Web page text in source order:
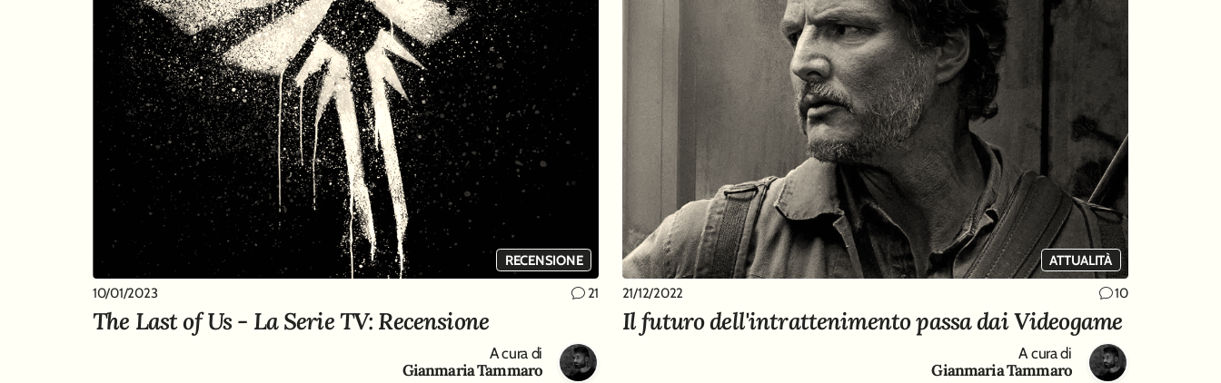
RECENSIONE
10/01/2023 21
The Last of Us - La Serie TV: Recensione
A cura di
Gianmaria Tammaro
ATTUALITÀ
21/12/2022 10
Il futuro dell'intrattenimento passa dai Videogame
A cura di
Gianmaria Tammaro